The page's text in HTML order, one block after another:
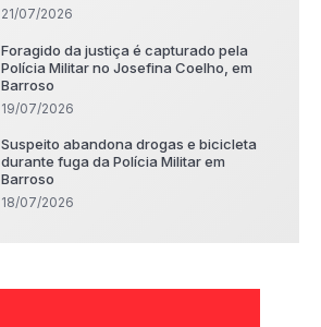
21/07/2026
Foragido da justiça é capturado pela
Polícia Militar no Josefina Coelho, em
Barroso
19/07/2026
Suspeito abandona drogas e bicicleta
durante fuga da Polícia Militar em
Barroso
18/07/2026